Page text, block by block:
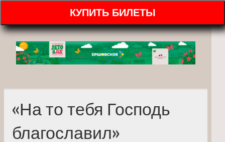
КУПИТЬ БИЛЕТЫ
«На то тебя Господь
благославил»